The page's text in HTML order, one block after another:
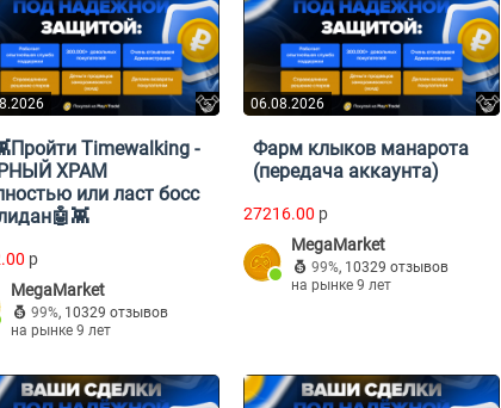
Timewalking -
ХРАМ
или ласт босс
p
MegaMarket
99%, 10329 отзывов
на рынке 9 лет
06.08.2026
Фарм клыков манарота
(передача аккаунта)
27216.00 p
MegaMarket
99%, 10329 отзывов
на рынке 9 лет